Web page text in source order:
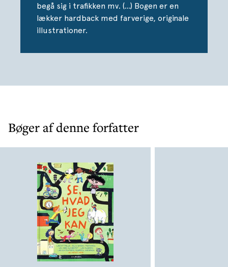
begå sig i trafikken mv. (...) Bogen er en
lækker hardback med farverige, originale
illustrationer.
Bøger af denne forfatter